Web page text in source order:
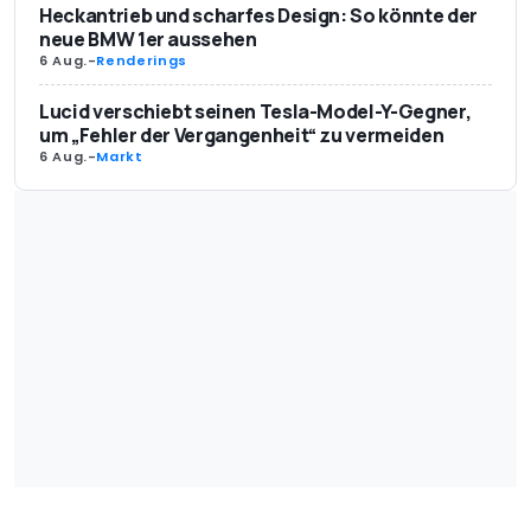
Heckantrieb und scharfes Design: So könnte der
neue BMW 1er aussehen
6 Aug.-Renderings
Lucid verschiebt seinen Tesla-Model-Y-Gegner,
um „Fehler der Vergangenheit“ zu vermeiden
6 Aug.-Markt